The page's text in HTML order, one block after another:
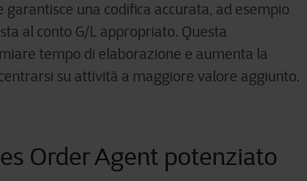
una codifica accurata, ad esempio
al conto G/L appropriato. Questa
tempo di elaborazione e aumenta la
su attività a maggiore valore aggiunto.
Order Agent potenziato